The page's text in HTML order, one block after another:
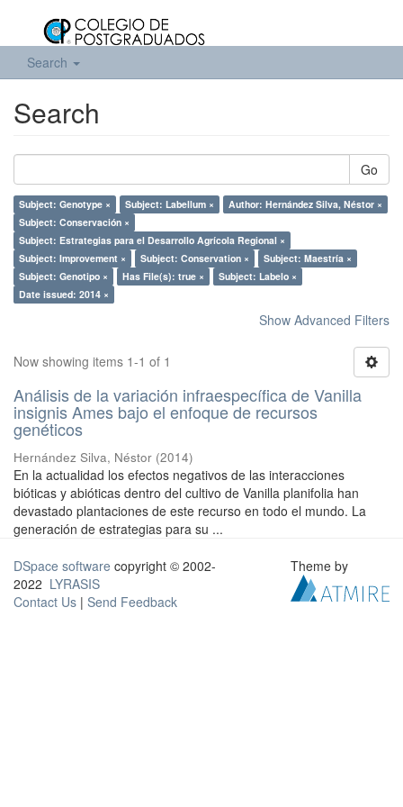
Search
Search
Go
Subject: Genotype × Subject: Labellum ×
Author: Hernández Silva, Néstor ×
Subject: Conservación ×
Subject: Estrategias para el Desarrollo Agrícola Regional ×
Subject: Improvement ×
Subject: Conservation ×
Subject: Maestría ×
Subject: Genotipo ×
Has File(s): true ×
Subject: Labelo ×
Date issued: 2014 ×
Show Advanced Filters
Now showing items 1-1 of 1
Análisis de la variación infraespecífica de Vanilla
insignis Ames bajo el enfoque de recursos
genéticos
Hernández Silva, Néstor (2014)
En la actualidad los efectos negativos de las interacciones
bióticas y abióticas dentro del cultivo de Vanilla planifolia han
devastado plantaciones de este recurso en todo el mundo. La
generación de estrategias para su ...
DSpace software copyright © 2002-
2022 LYRASIS
Contact Us | Send Feedback
Theme by